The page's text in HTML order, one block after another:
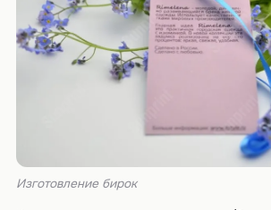
Изготовление бирок